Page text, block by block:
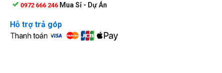
0972 666 246 Mua Sỉ - Dự Án
Hỗ trợ trả góp